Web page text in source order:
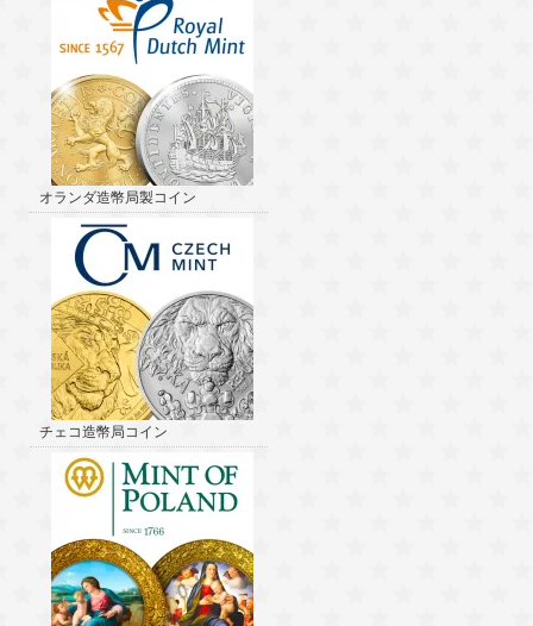
オランダ造幣局製コイン
チェコ造幣局コイン